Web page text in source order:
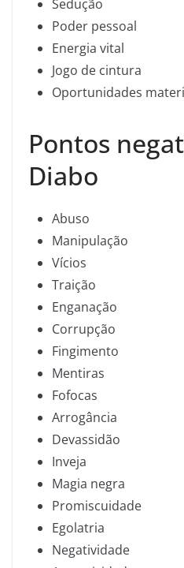
Sedução
Poder pessoal
Energia vital
Jogo de cintura
Oportunidades
Pontos
Diabo
Abuso
Manipulação
Vícios
Traição
Enganação
Corrupção
Fingimento
Mentiras
Fofocas
Arrogância
Devassidão
Inveja
Magia negra
Promiscuidade
Egolatria
Negatividade